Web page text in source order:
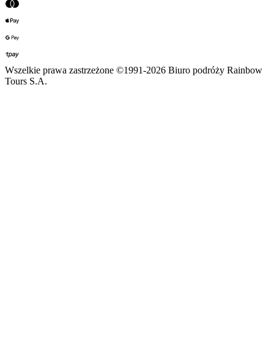
Wszelkie prawa zastrzeżone ©1991-2026 Biuro podróży Rainbow
Tours S.A.